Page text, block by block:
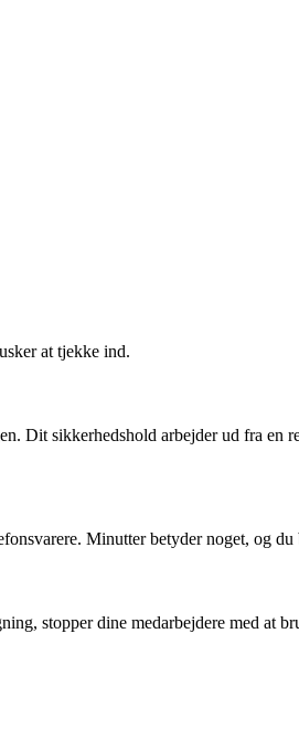
at tjekke ind.
Dit sikkerhedshold arbejder ud fra en
Minutter betyder noget, og
stopper dine medarbejdere med at